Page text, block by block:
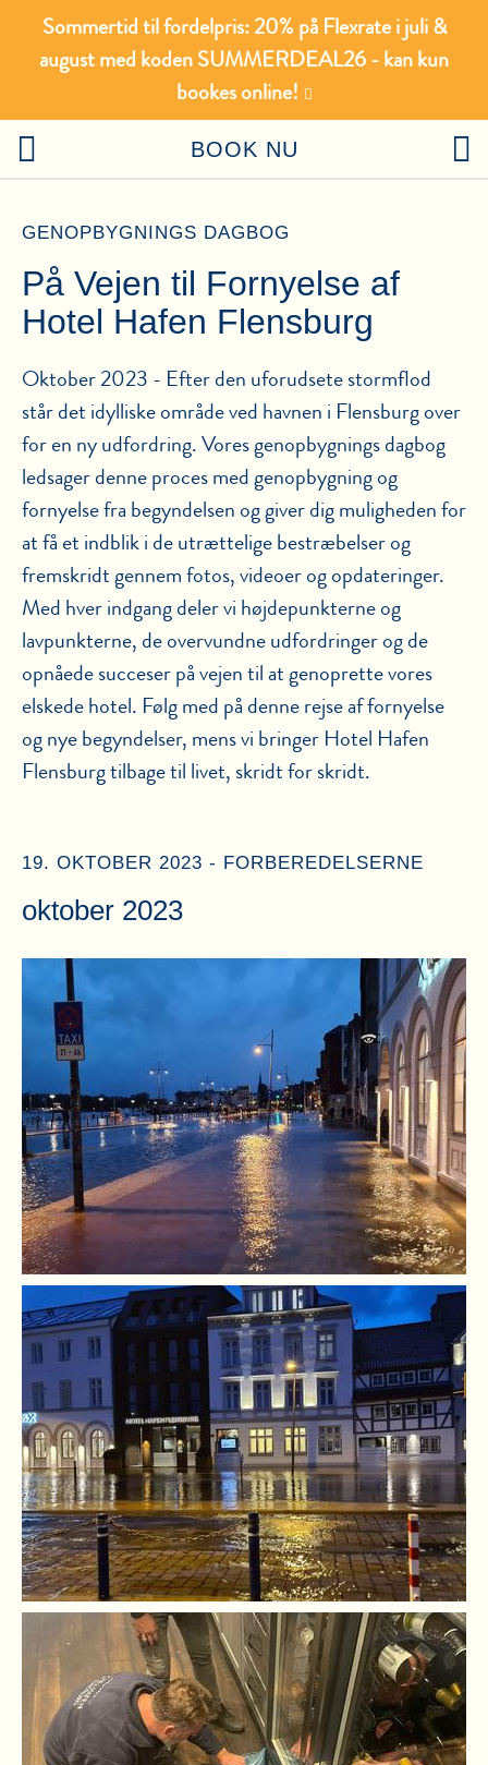
Sommertid til fordelpris: 20% på Flexrate i juli &
august med koden SUMMERDEAL26 - kan kun
bookes online!
BOOK NU
GENOPBYGNINGS DAGBOG
På Vejen til Fornyelse af
Hotel Hafen Flensburg
Oktober 2023 - Efter den uforudsete stormflod
står det idylliske område ved havnen i Flensburg over
for en ny udfordring. Vores genopbygnings dagbog
ledsager denne proces med genopbygning og
fornyelse fra begyndelsen og giver dig muligheden for
at få et indblik i de utrættelige bestræbelser og
fremskridt gennem fotos, videoer og opdateringer.
Med hver indgang deler vi højdepunkterne og
lavpunkterne, de overvundne udfordringer og de
opnåede succeser på vejen til at genoprette vores
elskede hotel. Følg med på denne rejse af fornyelse
og nye begyndelser, mens vi bringer Hotel Hafen
Flensburg tilbage til livet, skridt for skridt.
19. OKTOBER 2023 - FORBEREDELSERNE
oktober 2023